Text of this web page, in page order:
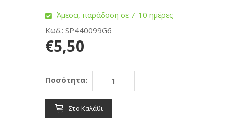
Άμεσα, παράδοση σε 7-10 ημέρες
Κωδ.: SP440099G6
€5,50
Ποσότητα:
Στο Καλάθι